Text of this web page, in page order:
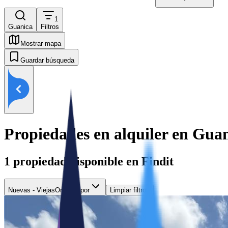
Guanica
1
Filtros
Mostrar mapa
Guardar búsqueda
Propiedades en alquiler en
1 propiedad disponible en Findit
Nuevas - ViejasOrdenar por Limpiar filtros